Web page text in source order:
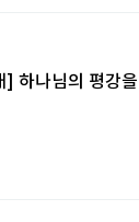
하나님의 평강